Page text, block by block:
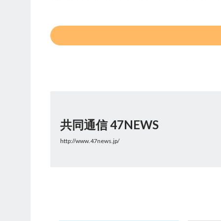
共同通信 47NEWS
http://www.47news.jp/